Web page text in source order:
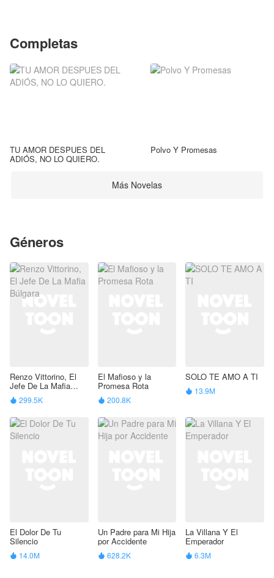
Completas
TU AMOR DESPUES DEL
ADIÓS, NO LO QUIERO.
Polvo Y Promesas
Más Novelas
Géneros
Renzo Vittorino, El
Jefe De La Mafia
Búlgara
 299.5K
El Mafioso y la
Promesa Rota
 200.8K
SOLO TE AMO A TI
 13.9M
El Dolor De Tu
Silencio
 14.0M
Un Padre para Mi Hija
por Accidente
 628.2K
La Villana Y El
Emperador
 6.3M